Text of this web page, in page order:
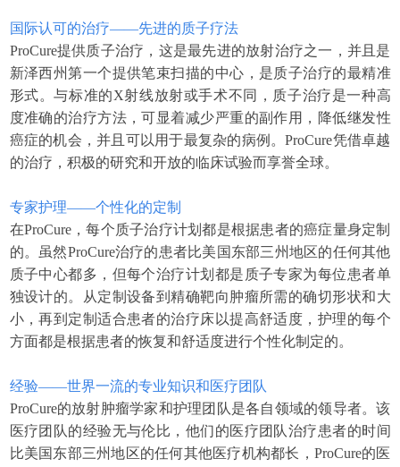
国际认可的治疗——先进的质子疗法
ProCure提供质子治疗，这是最先进的放射治疗之一，并且是
新泽西州第一个提供笔束扫描的中心，是质子治疗的最精准
形式。与标准的X射线放射或手术不同，质子治疗是一种高
度准确的治疗方法，可显着减少严重的副作用，降低继发性
癌症的机会，并且可以用于最复杂的病例。ProCure凭借卓越
的治疗，积极的研究和开放的临床试验而享誉全球。
专家护理——个性化的定制
在ProCure，每个质子治疗计划都是根据患者的癌症量身定制
的。虽然ProCure治疗的患者比美国东部三州地区的任何其他
质子中心都多，但每个治疗计划都是质子专家为每位患者单
独设计的。从定制设备到精确靶向肿瘤所需的确切形状和大
小，再到定制适合患者的治疗床以提高舒适度，护理的每个
方面都是根据患者的恢复和舒适度进行个性化制定的。
经验——世界一流的专业知识和医疗团队
ProCure的放射肿瘤学家和护理团队是各自领域的领导者。该
医疗团队的经验无与伦比，他们的医疗团队治疗患者的时间
比美国东部三州地区的任何其他医疗机构都长，ProCure的医